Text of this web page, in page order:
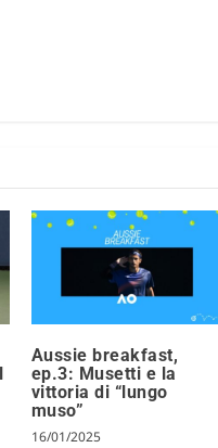
Aussie breakfast,
ep.3: Musetti e la
vittoria di “lungo
muso”
16/01/2025